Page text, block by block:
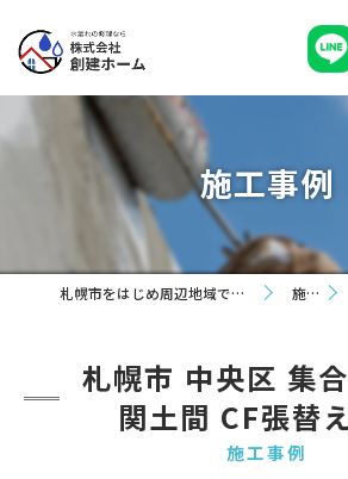
施工事例
札幌市をはじめ周辺地域で外壁塗装なら株式会社創建ホーム 施工事例
施工事例
札幌市 中央区 集
関土間 CF張替